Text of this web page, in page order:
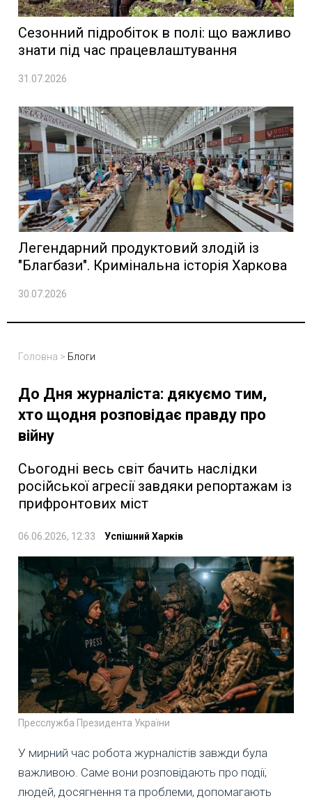
Сезонний підробіток в полі: що важливо
знати під час працевлаштування
31.07.2026
Легендарний продуктовий злодій із
"Благбази". Кримінальна історія Харкова
30.07.2026
Головна > Блоги
До Дня журналіста: дякуємо тим,
хто щодня розповідає правду про
війну
Сьогодні весь світ бачить наслідки
російської агресії завдяки репортажам із
прифронтових міст
06.06.2026, 12:33 Успішний Харків
Пресслужба Президента України
У мирний час робота журналістів завжди була
важливою. Саме вони розповідають про події,
людей, досягнення та проблеми, допомагають